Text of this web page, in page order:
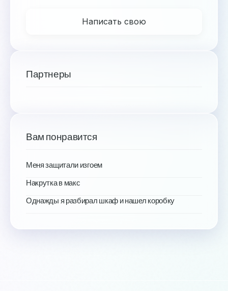
Написать свою
Партнеры
Вам понравится
Меня защитали изгоем
Накрутка в макс
Однажды я разбирал шкаф и нашел коробку